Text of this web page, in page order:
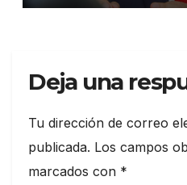
Deja una
Tu dirección de correo
publicada. Los campos
marcados con *